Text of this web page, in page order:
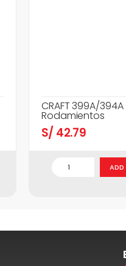
CRAFT 399A/394A
Rodamientos
S/ 42.79
ADD